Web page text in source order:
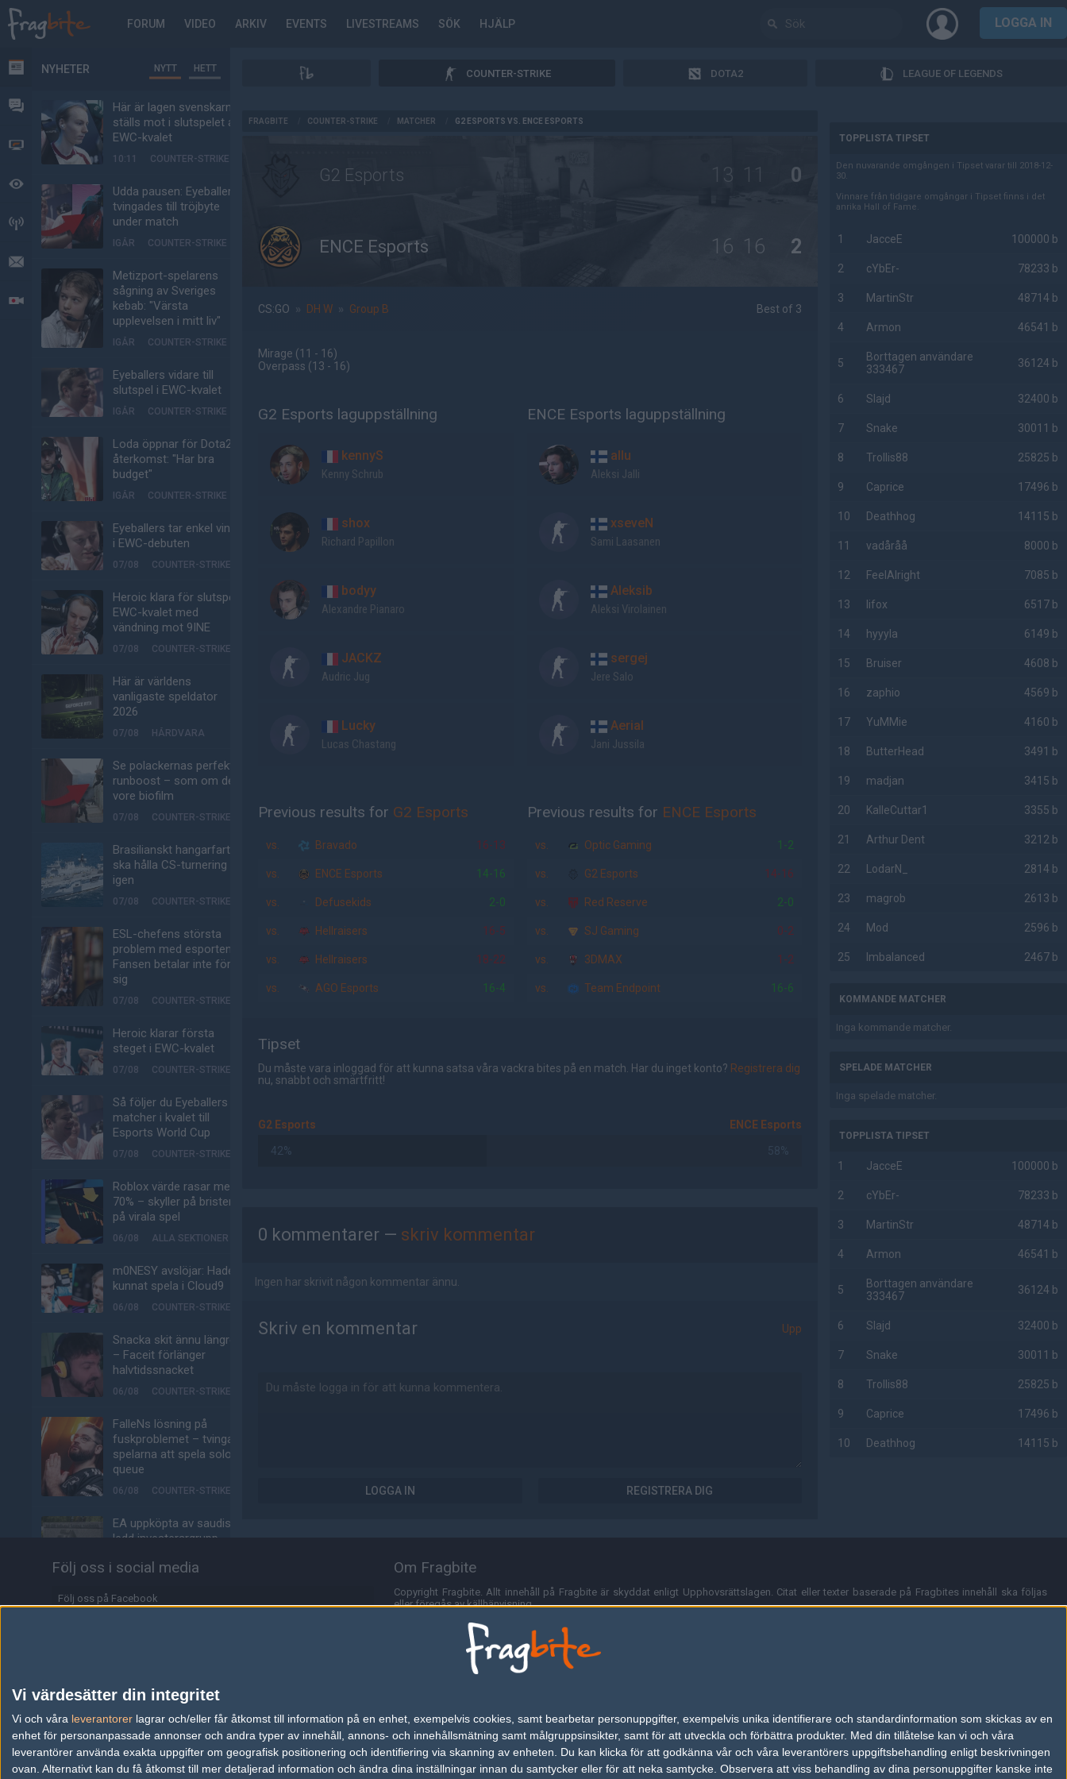
Vi värdesätter din integritet
Vi och våra leverantorer lagrar och/eller får åtkomst till information på en enhet, exempelvis cookies, samt bearbetar personuppgifter, exempelvis unika identifierare och standardinformation som skickas av en
enhet för personanpassade annonser och andra typer av innehåll, annons- och innehållsmätning samt målgruppsinsikter, samt för att utveckla och förbättra produkter. Med din tillåtelse kan vi och våra
leverantörer använda exakta uppgifter om geografisk positionering och identifiering via skanning av enheten. Du kan klicka för att godkänna vår och våra leverantörers uppgiftsbehandling enligt beskrivningen
ovan. Alternativt kan du få åtkomst till mer detaljerad information och ändra dina inställningar innan du samtycker eller för att neka samtycke. Observera att viss behandling av dina personuppgifter kanske inte
FORUM VIDEO ARKIV EVENTS LIVESTREAMS SÖK HJÄLP LOGGA IN
NYHETER
FORUM
VIDEO
BEVAKAT
HÄNDELSER
LIVESÄNDNINGAR
NYHETER NYTT HETT
Här är lagen svenskarna
ställs mot i slutspelet av
EWC-kvalet
10:11 COUNTER-STRIKE
Udda pausen: Eyeballers
tvingades till tröjbyte
under match
IGÅR COUNTER-STRIKE
Metizport-spelarens
sågning av Sveriges
kebab: "Värsta
upplevelsen i mitt liv"
IGÅR COUNTER-STRIKE
Eyeballers vidare till
slutspel i EWC-kvalet
IGÅR COUNTER-STRIKE
Loda öppnar för Dota2-
återkomst: "Har bra
budget"
IGÅR COUNTER-STRIKE
Eyeballers tar enkel vinst
i EWC-debuten
07/08 COUNTER-STRIKE
Heroic klara för slutspel i
EWC-kvalet med
vändning mot 9INE
07/08 COUNTER-STRIKE
Här är världens
vanligaste speldator
2026
07/08 HÅRDVARA
Se polackernas perfekta
runboost – som om det
vore biofilm
07/08 COUNTER-STRIKE
Brasilianskt hangarfartyg
ska hålla CS-turnering –
igen
07/08 COUNTER-STRIKE
ESL-chefens största
problem med esporten:
Fansen betalar inte för
sig
07/08 COUNTER-STRIKE
Heroic klarar första
steget i EWC-kvalet
07/08 COUNTER-STRIKE
Så följer du Eyeballers
matcher i kvalet till
Esports World Cup
07/08 COUNTER-STRIKE
Roblox värde rasar med
70% – skyller på bristen
på virala spel
06/08 ALLA SEKTIONER
m0NESY avslöjar: Hade
kunnat spela i Cloud9
06/08 COUNTER-STRIKE
Snacka skit ännu längre
– Faceit förlänger
halvtidssnacket
06/08 COUNTER-STRIKE
FalleNs lösning på
fuskproblemet – tvinga
spelarna att spela solo-
queue
06/08 COUNTER-STRIKE
EA uppköpta av saudisk-
ledd investerargrupp
ALLA SEKTIONER
jL om nya möjligheten:
"Jag får uppfylla min
jagades för Faceit-
poäng när nya säsongen
lanserades
Alliance klättrar till plats
COUNTER-STRIKE DOTA2 LEAGUE OF LEGENDS
FRAGBITE COUNTER-STRIKE MATCHER G2 ESPORTS VS. ENCE ESPORTS
G2 Esports 13 11 0
ENCE Esports 16 16 2
CS:GO » DH W » Group B Best of 3
Mirage (11 - 16)
Overpass (13 - 16)
G2 Esports laguppställning
kennyS
Kenny Schrub
shox
Richard Papillon
bodyy
Alexandre Pianaro
JACKZ
Audric Jug
Lucky
Lucas Chastang
ENCE Esports laguppställning
allu
Aleksi Jalli
xseveN
Sami Laasanen
Aleksib
Aleksi Virolainen
sergej
Jere Salo
Aerial
Jani Jussila
Previous results for G2 Esports
vs. Bravado 16-13
vs. ENCE Esports 14-16
vs. Defusekids 2-0
vs. Hellraisers 16-5
vs. Hellraisers 18-22
vs. AGO Esports 16-4
Previous results for ENCE Esports
vs. Optic Gaming 1-2
vs. G2 Esports 14-16
vs. Red Reserve 2-0
vs. SJ Gaming 0-2
vs. 3DMAX 1-2
vs. Team Endpoint 16-6
Tipset
Du måste vara inloggad för att kunna satsa våra vackra bites på en match. Har du inget konto? Registrera dig
nu, snabbt och smärtfritt!
G2 Esports ENCE Esports
42% 58%
0 kommentarer — skriv kommentar
Ingen har skrivit någon kommentar ännu.
Skriv en kommentar Upp
LOGGA IN REGISTRERA DIG
TOPPLISTA TIPSET
Den nuvarande omgången i Tipset varar till 2018-12-
30.
Vinnare från tidigare omgångar i Tipset finns i det
anrika Hall of Fame.
1 JacceE 100000 b
2 cYbEr- 78233 b
3 MartinStr 48714 b
4 Armon 46541 b
5
Borttagen användare
333467
36124 b
6 Slajd 32400 b
7 Snake 30011 b
8 Trollis88 25825 b
9 Caprice 17496 b
10 Deathhog 14115 b
11 vadåråå 8000 b
12 FeelAlright 7085 b
13 lifox 6517 b
14 hyyyla 6149 b
15 Bruiser 4608 b
16 zaphio 4569 b
17 YuMMie 4160 b
18 ButterHead 3491 b
19 madjan 3415 b
20 KalleCuttar1 3355 b
21 Arthur Dent 3212 b
22 LodarN_ 2814 b
23 magrob 2613 b
24 Mod 2596 b
25 Imbalanced 2467 b
KOMMANDE MATCHER
Inga kommande matcher.
SPELADE MATCHER
Inga spelade matcher.
TOPPLISTA TIPSET
1 JacceE 100000 b
2 cYbEr- 78233 b
3 MartinStr 48714 b
4 Armon 46541 b
5
Borttagen användare
333467
36124 b
6 Slajd 32400 b
7 Snake 30011 b
8 Trollis88 25825 b
9 Caprice 17496 b
10 Deathhog 14115 b
Följ oss i social media
Följ oss på Facebook
Information
Annonsering
Copyright och Privacy Policy
Om Fragbite
Copyright Fragbite. Allt innehåll på Fragbite är skyddat enligt Upphovsrättslagen. Citat eller texter baserade på Fragbites innehåll ska följas
eller föregås av källhänvisning.
Alla åsikter uttryckta på Fragbite representerar varje enskild skribent och överensstämmer inte nödvändigtvis med Fragbites åsikter.
Programmering och design av Fredric Bohlin. För frågor rörande sajten kan du skicka iväg ett email till
Fragbite använder cookies för att spara användarspecifik information så som t.ex. användarnamn. Cookies sparas även när man deltar i
omröstningar och för att föra statistik. För att slippa cookies kan du stänga av cookies i din webbläsares inställningar eller välja att inte
besöka Fragbite. Den här textraden finns här på grund av lagen om elektronisk kommunikation som trädde i kraft 25 juli 2003.